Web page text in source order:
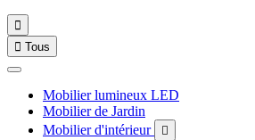

 Tous
Mobilier lumineux LED
Mobilier de Jardin
Mobilier d'intérieur
